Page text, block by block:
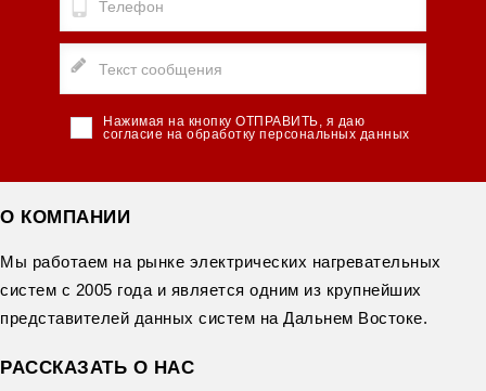
Нажимая на кнопку ОТПРАВИТЬ, я даю
согласие на обработку персональных данных
О КОМПАНИИ
Мы работаем на рынке электрических нагревательных
систем с 2005 года и является одним из крупнейших
представителей данных систем на Дальнем Востоке.
РАССКАЗАТЬ О НАС